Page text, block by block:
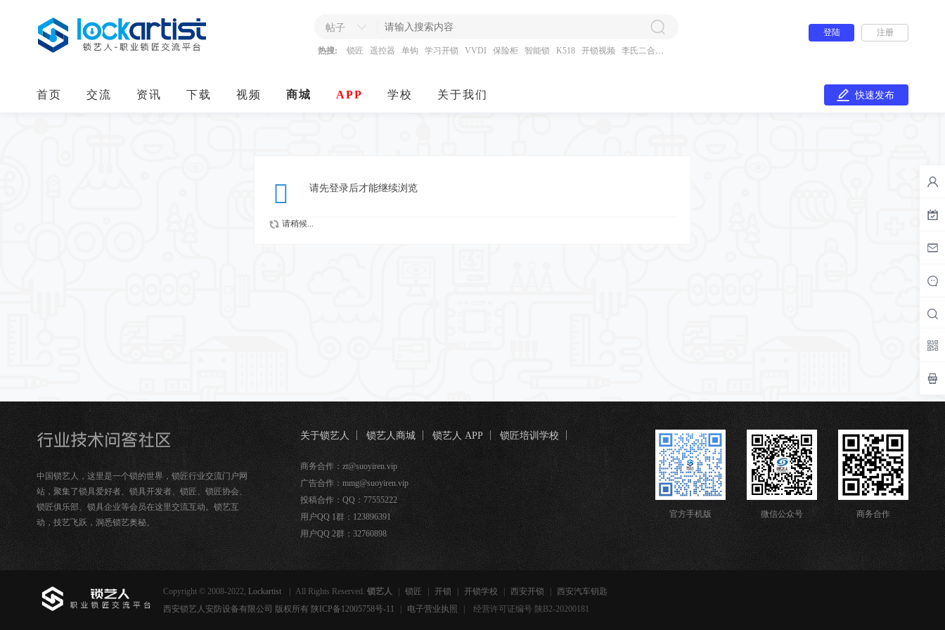
帖子
热搜: 锁匠 遥控器 单钩 学习开锁 VVDI 保险柜 智能锁 K518 开锁视频 李氏二合一
登陆 注册
首页 交流 资讯 下载 视频 商城 APP 学校 关于我们 快速发布
请先登录后才能继续浏览
请稍候...
中国锁艺人，这里是一个锁的世界，锁匠行业交流门户网
站，聚集了锁具爱好者、锁具开发者、锁匠、锁匠协会、
锁匠俱乐部、锁具企业等会员在这里交流互动。锁艺互
动，技艺飞跃，洞悉锁艺奥秘。
关于锁艺人 锁艺人商城 锁艺人 APP
锁匠培训学校
锁匠宝
商务合作：zt@suoyiren.vip
广告合作：mmg@suoyiren.vip
投稿合作：QQ：77555222
用户QQ 1群：123896391
用户QQ 2群：32760898
官方手机版 微信公众号 商务合作
Copyright © 2008-2022, Lockartist All Rights Reserved. 锁艺人 锁匠 开锁 开锁学校 西安开锁
西安汽车钥匙
西安锁艺人安防设备有限公司 版权所有 陕ICP备12005758号-11
电子营业执照 经营许可证编号 陕B2-20200181